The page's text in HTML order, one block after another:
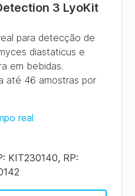
3 LyoKit
para detecção de
diastaticus e
em bebidas.
até 46 amostras por
real
KIT230140, RP: